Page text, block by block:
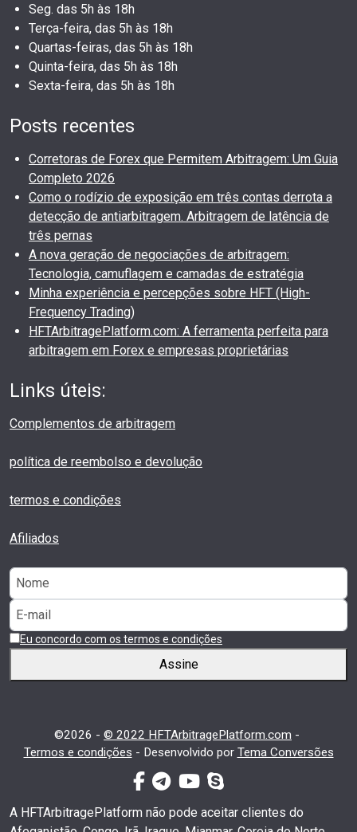
Seg. das 5h às 18h
Terça-feira, das 5h às 18h
Quartas-feiras, das 5h às 18h
Quinta-feira, das 5h às 18h
Sexta-feira, das 5h às 18h
Posts recentes
Corretoras de Forex que Permitem Arbitragem: Um Guia
Completo 2026
Como o rodízio de exposição em três contas derrota a
detecção de antiarbitragem. Arbitragem de latência de
três pernas
A nova geração de negociações de arbitragem:
Tecnologia, camuflagem e camadas de estratégia
Minha experiência e percepções sobre HFT (High-
Frequency Trading)
HFTArbitragePlatform.com: A ferramenta perfeita para
arbitragem em Forex e empresas proprietárias
Links úteis:
Complementos de arbitragem
política de reembolso e devolução
termos e condições
Afiliados
Eu concordo com os termos e condições
Assine
©2026 - © 2022 HFTArbitragePlatform.com -
Termos e condições - Desenvolvido por Tema Conversões
facebook-f
telegrama
youtubeskype
A HFTArbitragePlatform não pode aceitar clientes do